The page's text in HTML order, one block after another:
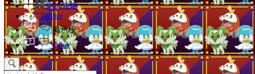
他の攻略
Twitter
掲示板
Q&A